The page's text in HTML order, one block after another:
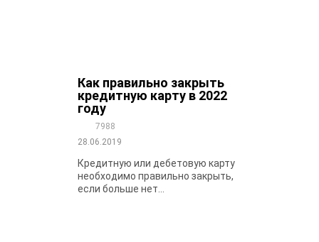
Как правильно закрыть
кредитную карту в 2022
году
7988
28.06.2019
Кредитную или дебетовую карту
необходимо правильно закрыть,
если больше нет...